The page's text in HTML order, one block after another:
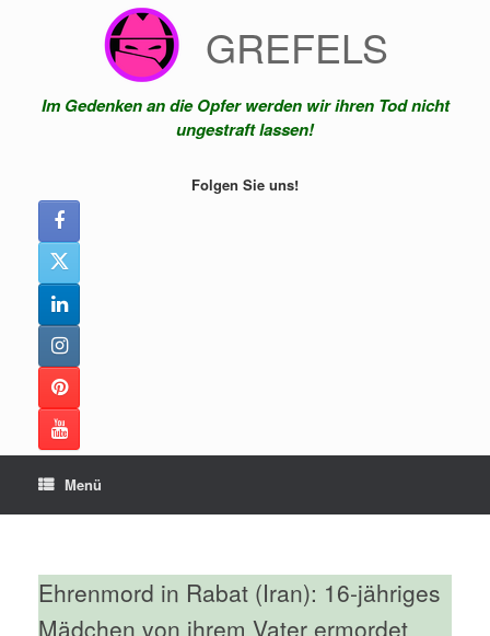
GREFELS
Im Gedenken an die Opfer werden wir ihren Tod nicht
ungestraft lassen!
Folgen Sie uns!
Menü
Ehrenmord in Rabat (Iran): 16-jähriges
Mädchen von ihrem Vater ermordet